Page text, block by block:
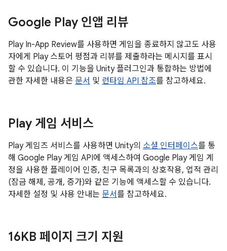
Google Play 인앱 리뷰
Play In-App Review를 사용하면 게임을 종료하지 않고도 사용
자에게 Play 스토어 평점과 리뷰를 제출하라는 메시지를 표시
할 수 있습니다. 이 기능을 Unity 플러그인과 통합하는 방법에
관한 자세한 내용은 문서 및 런타임 API 참조를 참고하세요.
Play 게임 서비스
Play 게임즈 서비스를 사용하면 Unity의 소셜 인터페이스를 통
해 Google Play 게임 API에 액세스하여 Google Play 게임 계
정을 사용한 플레이어 인증, 친구 목록과의 상호작용, 업적 관리
(잠금 해제, 공개, 증가)와 같은 기능에 액세스할 수 있습니다.
자세한 설정 및 사용 안내는 문서를 참고하세요.
16KB 페이지 크기 지원